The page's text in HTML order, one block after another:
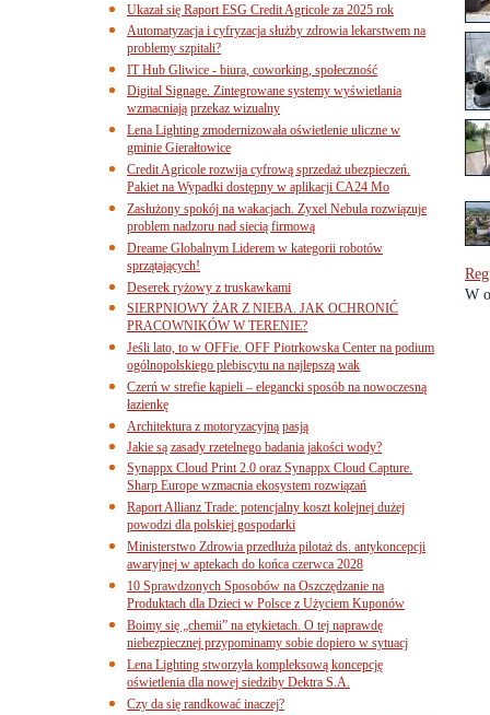
W
Ukazał się Raport ESG Credit Agricole za 2025 rok
Automatyzacja i cyfryzacja służby zdrowia lekarstwem na
problemy szpitali?
IT Hub Gliwice - biura, coworking, społeczność
Digital Signage. Zintegrowane systemy wyświetlania
wzmacniają przekaz wizualny
Lena Lighting zmodernizowała oświetlenie uliczne w
gminie Gierałtowice
Credit Agricole rozwija cyfrową sprzedaż ubezpieczeń.
Pakiet na Wypadki dostępny w aplikacji CA24 Mo
Zasłużony spokój na wakacjach. Zyxel Nebula rozwiązuje
problem nadzoru nad siecią firmową
Dreame Globalnym Liderem w kategorii robotów
sprzątających!
Deserek ryżowy z truskawkami
SIERPNIOWY ŻAR Z NIEBA. JAK OCHRONIĆ
PRACOWNIKÓW W TERENIE?
Jeśli lato, to w OFFie. OFF Piotrkowska Center na podium
ogólnopolskiego plebiscytu na najlepszą wak
Czerń w strefie kąpieli – elegancki sposób na nowoczesną
łazienkę
Architektura z motoryzacyjną pasją
Jakie są zasady rzetelnego badania jakości wody?
Synappx Cloud Print 2.0 oraz Synappx Cloud Capture.
Sharp Europe wzmacnia ekosystem rozwiązań
Raport Allianz Trade: potencjalny koszt kolejnej dużej
powodzi dla polskiej gospodarki
Ministerstwo Zdrowia przedłuża pilotaż ds. antykoncepcji
awaryjnej w aptekach do końca czerwca 2028
10 Sprawdzonych Sposobów na Oszczędzanie na
Produktach dla Dzieci w Polsce z Użyciem Kuponów
Boimy się „chemii” na etykietach. O tej naprawdę
niebezpiecznej przypominamy sobie dopiero w sytuacj
Lena Lighting stworzyła kompleksową koncepcję
oświetlenia dla nowej siedziby Dektra S.A.
Czy da się randkować inaczej?